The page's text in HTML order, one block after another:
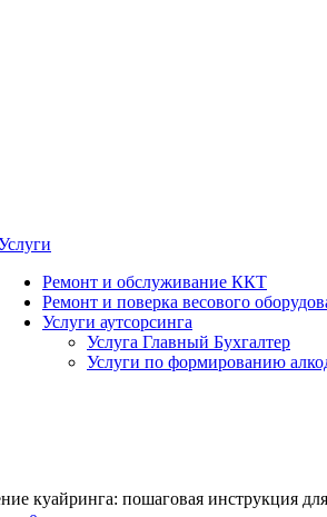
Ремонт и обслуживание ККТ
Ремонт и поверка весового
Услуги аутсорсинга
Услуга Главный Бухгалтер
Услуги по формированию
куайринга: пошаговая инструкция